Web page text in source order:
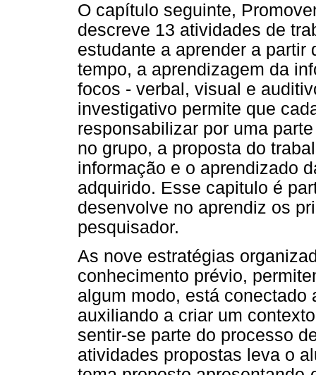
O capítulo seguinte,
descreve 13 atividades de
estudante a aprender a partir
tempo, a aprendizagem da
focos - verbal, visual e
investigativo permite que
responsabilizar por uma
no grupo, a proposta do
informação e o aprendizado
adquirido. Esse capitulo é
desenvolve no aprendiz os
pesquisador.
As nove estratégias
conhecimento prévio,
algum modo, está conectado
auxiliando a criar um
sentir-se parte do processo
atividades propostas leva o